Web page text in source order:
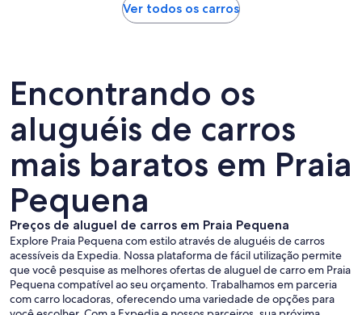
Ver todos os carros
Encontrando os
aluguéis de carros
mais baratos em Praia
Pequena
Preços de aluguel de carros em Praia Pequena
Explore Praia Pequena com estilo através de aluguéis de carros
acessíveis da Expedia. Nossa plataforma de fácil utilização permite
que você pesquise as melhores ofertas de aluguel de carro em Praia
Pequena compatível ao seu orçamento. Trabalhamos em parceria
com carro locadoras, oferecendo uma variedade de opções para